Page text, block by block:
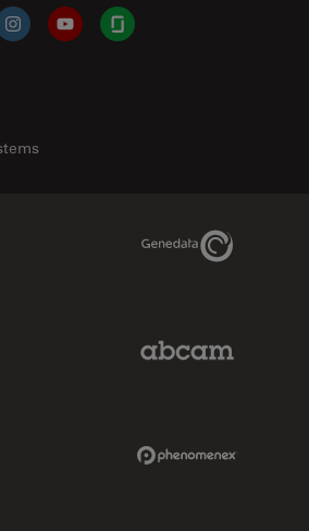
InstagramYouTubeGlassdoor
Genedata Link
Devices Link